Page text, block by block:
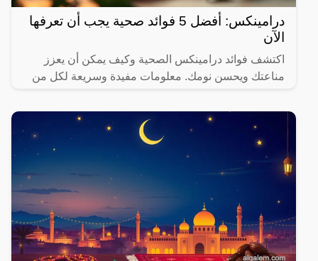
درامينكس: أفضل 5 فوائد صحية يجب أن تعرفها
الآن
اكتشف فوائد درامينكس الصحية وكيف يمكن أن يعزز
مناعتك ويحسن نومك. معلومات مفيدة وسريعة لكل من